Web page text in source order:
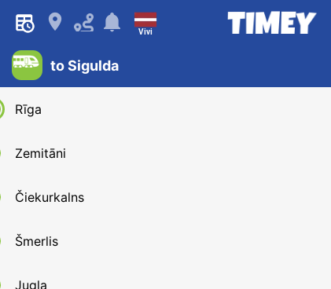
󰍎 󰂚 Vivi
to Sigulda
Rīga
Zemitāni
Čiekurkalns
Šmerlis
Jugla